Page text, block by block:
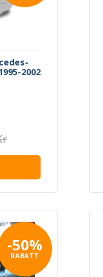
2002
-50%
RABATT